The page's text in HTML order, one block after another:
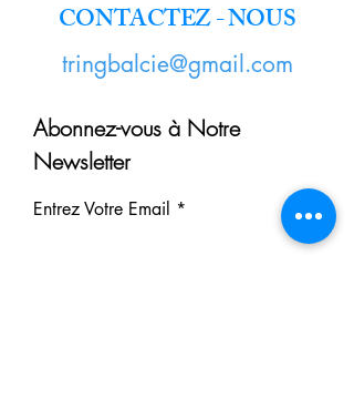
CONTACTEZ - NOUS
tringbalcie@gmail.com
Abonnez-vous à Notre
Newsletter
Entrez Votre Email